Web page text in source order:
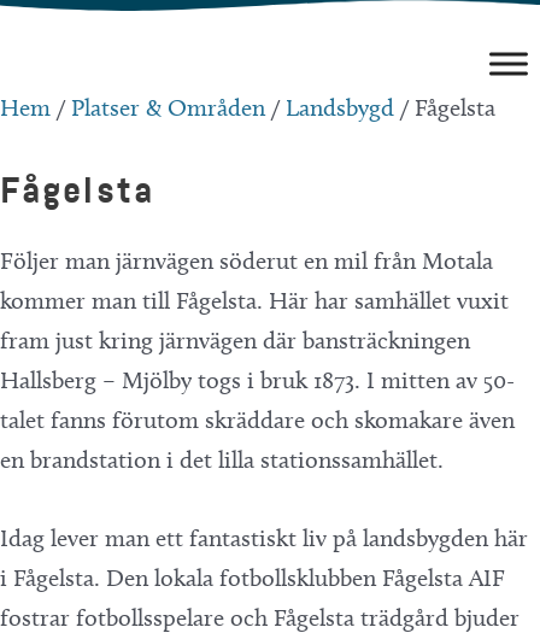
Hoppa
innehåll
Hem /Platser & Områden/ Landsbygd / Fågelsta
Fågelsta
Följer man järnvägen söderut en mil från Motala
kommer man till Fågelsta. Här har samhället vuxit
fram just kring järnvägen där bansträckningen
Hallsberg – Mjölby togs i bruk 1873. I mitten av 50-
talet fanns förutom skräddare och skomakare även
en brandstation i det lilla stationssamhället.
Idag lever man ett fantastiskt liv på landsbygden här
i Fågelsta. Den lokala fotbollsklubben Fågelsta AIF
fostrar fotbollsspelare och Fågelsta trädgård bjuder